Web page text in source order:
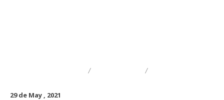
29 de May , 2021